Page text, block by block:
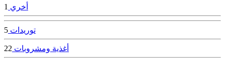
أخري 1
توريدات 5
أغذية ومشروبات 22